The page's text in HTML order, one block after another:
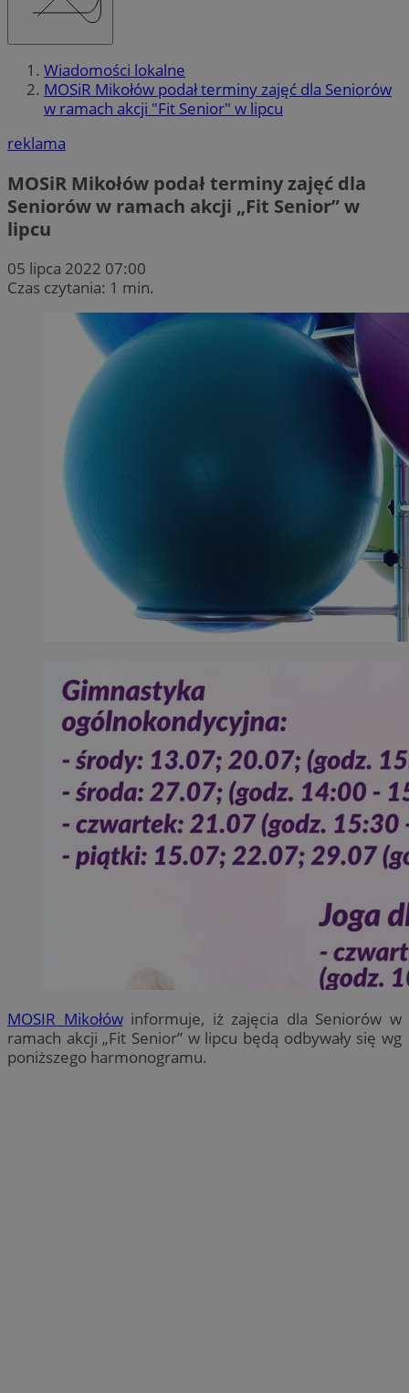
Wiadomości lokalne
MOSiR Mikołów podał terminy zajęć dla Seniorów
w ramach akcji "Fit Senior" w lipcu
reklama
MOSiR Mikołów podał terminy zajęć dla
Seniorów w ramach akcji „Fit Senior” w
lipcu
05 lipca 2022 07:00
Czas czytania: 1 min.
MOSIR Mikołówinformuje, iż zajęcia dla Seniorów w
ramach akcji „Fit Senior” w lipcu będą odbywały się wg
poniższego harmonogramu.